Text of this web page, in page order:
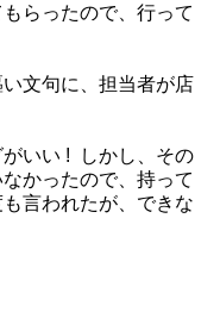
らったので、行って
文句に、担当者が店
いい ! しかし、その
かったので、持って
言われたが、できな